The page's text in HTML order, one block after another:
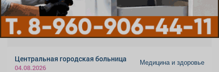
Центральная городская больница
04.08.2026
Медицина и здоровье